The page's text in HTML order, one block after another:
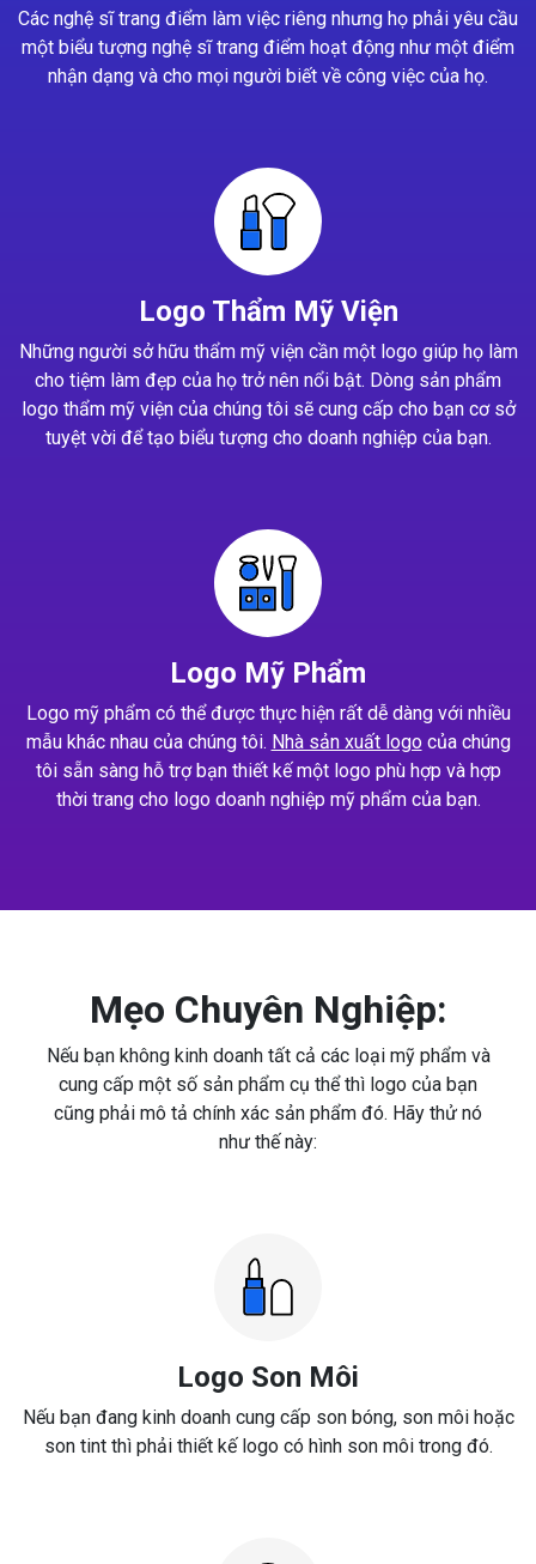
Các nghệ sĩ trang điểm làm việc riêng nhưng họ phải yêu cầu
một biểu tượng nghệ sĩ trang điểm hoạt động như một điểm
nhận dạng và cho mọi người biết về công việc của họ.
Logo Thẩm Mỹ Viện
Những người sở hữu thẩm mỹ viện cần một logo giúp họ làm
cho tiệm làm đẹp của họ trở nên nổi bật. Dòng sản phẩm
logo thẩm mỹ viện của chúng tôi sẽ cung cấp cho bạn cơ sở
tuyệt vời để tạo biểu tượng cho doanh nghiệp của bạn.
Logo Mỹ Phẩm
Logo mỹ phẩm có thể được thực hiện rất dễ dàng với nhiều
mẫu khác nhau của chúng tôi. Nhà sản xuất logocủa chúng
tôi sẵn sàng hỗ trợ bạn thiết kế một logo phù hợp và hợp
thời trang cho logo doanh nghiệp mỹ phẩm của bạn.
Mẹo Chuyên Nghiệp:
Nếu bạn không kinh doanh tất cả các loại mỹ phẩm và
cung cấp một số sản phẩm cụ thể thì logo của bạn
cũng phải mô tả chính xác sản phẩm đó. Hãy thử nó
như thế này:
Logo Son Môi
Nếu bạn đang kinh doanh cung cấp son bóng, son môi hoặc
son tint thì phải thiết kế logo có hình son môi trong đó.